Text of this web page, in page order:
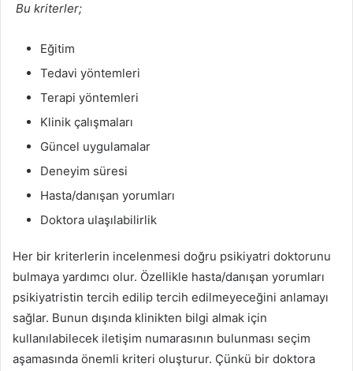
Bu kriterler;
Eğitim
Tedavi yöntemleri
Terapi yöntemleri
Klinik çalışmaları
Güncel uygulamalar
Deneyim süresi
Hasta/danışan yorumları
Doktora ulaşılabilirlik
Her bir kriterlerin incelenmesi doğru psikiyatri doktorunu
bulmaya yardımcı olur. Özellikle hasta/danışan yorumları
psikiyatristin tercih edilip tercih edilmeyeceğini anlamayı
sağlar. Bunun dışında klinikten bilgi almak için
kullanılabilecek iletişim numarasının bulunması seçim
aşamasında önemli kriteri oluşturur. Çünkü bir doktora